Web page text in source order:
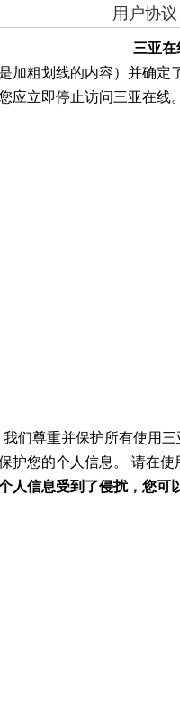
用户协议
三亚
加粗划线的内容）并确
应立即停止访问三亚在线。
们尊重并保护所有使用
您的个人信息。 请在
人信息受到了侵扰，您